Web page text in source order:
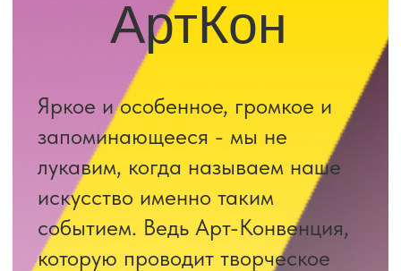
искусство именно таким
событием. Ведь Арт-Конвенция,
которую проводит творческое
объединение «Салют талантов»
вот уже более десяти лет подряд,
- это не только супер-фестиваль
и мега-конкурс, но и уникальный
праздник для юных артистов
всей страны.
Конкурс АртКон для самых
талантливых – самых